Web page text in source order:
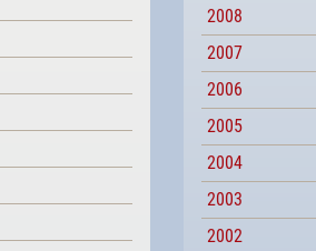
2008
2007
2006
2005
2004
2003
2002